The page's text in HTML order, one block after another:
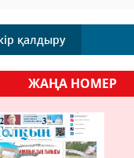
қалдыру
ЖАҢА НОМЕР